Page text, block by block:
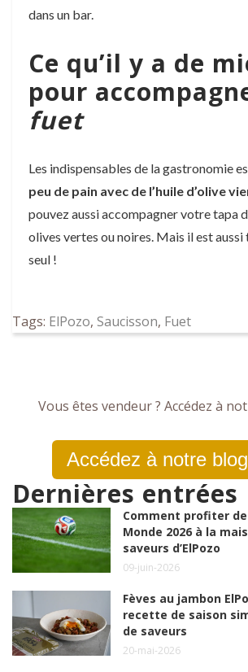
dans un bar.
Ce qu’il y a de
pour
fuet
Les indispensables de la gastronomie
peu de pain avec de l’huile d’olive
pouvez aussi accompagner votre tapa
olives vertes ou noires. Mais il est
seul !
Tags: ElPozo, Saucisson, Fuet
Vous êtes vendeur ? Accédez à
Accédez à notre
Dernières entrées
Comment profiter
Monde 2026 à la
saveurs d’ElPozo
09-juin-2026
Fèves au jambon
recette de saison
de saveurs
20-mai-2026